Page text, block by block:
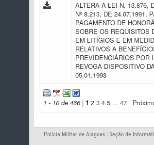
ALTERA A LEI N. 13.876,
Nº 8.213, DE 24.07.1991,
PAGAMENTO DE
SOBRE OS REQUISITOS
EM LITÍGIOS E EM
RELATIVOS A
PREVIDENCIÁRIOS POR
REVOGA DISPOSITIVO
05.01.1993
1 - 10 de 466| 1 2 3 4 5 ... 47
Polícia Militar de Alagoas | Seção de